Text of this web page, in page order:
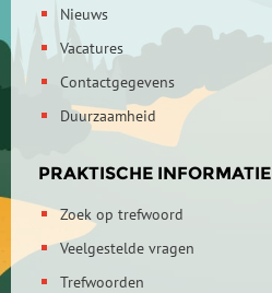
Nieuws
Vacatures
Contactgegevens
Duurzaamheid
PRAKTISCHE INFORMATIE
Zoek op trefwoord
Veelgestelde vragen
Trefwoorden